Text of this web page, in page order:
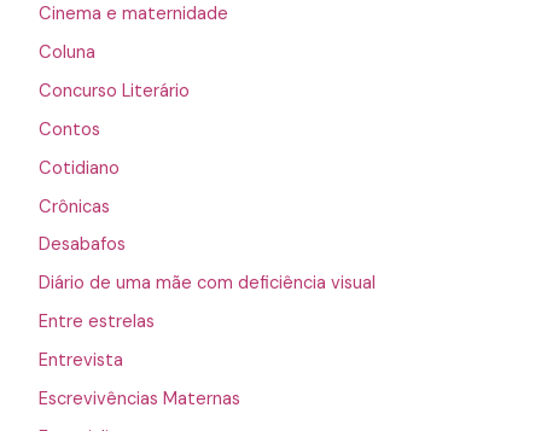
Cinema e maternidade
Coluna
Concurso Literário
Contos
Cotidiano
Crônicas
Desabafos
Diário de uma mãe com deficiência visual
Entre estrelas
Entrevista
Escrevivências Maternas